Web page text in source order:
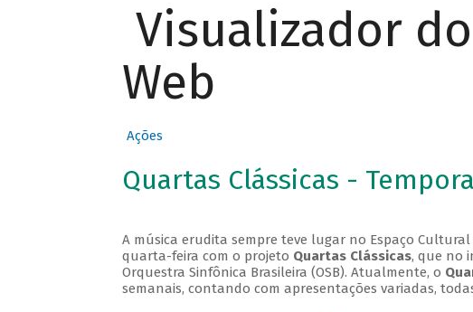
Visualizador
Web
Ações
Quartas Clássicas -
A música erudita sempre teve lugar no Espaço
quarta-feira com o projeto Quartas Clássicas, que no
Orquestra Sinfônica Brasileira (OSB). Atualmente, o
semanais, contando com apresentações variadas,